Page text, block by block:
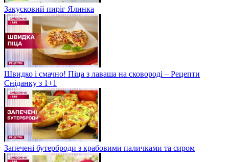
Закусковий пиріг Ялинка
Швидко і смачно! Піца з лаваша на сковороді – Рецепти
Сніданку з 1+1
Запечені бутерброди з крабовими паличками та сиром